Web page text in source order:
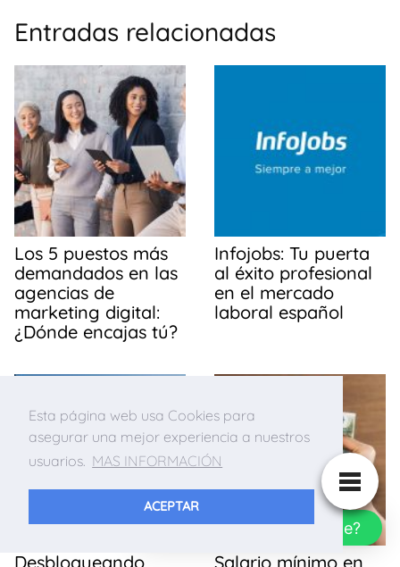
c
e
b
o
o
k
at
s
A
p
p
m
p
ar
tir
Entradas relacionadas
Los 5 puestos más
demandados en las
agencias de
marketing digital:
¿Dónde encajas tú?
Infojobs: Tu puerta
al éxito profesional
en el mercado
laboral español
Desbloqueando Salario mínimo en
Esta página web usa Cookies para
asegurar una mejor experiencia a nuestros
usuarios. MAS INFORMACIÓN
ACEPTAR
¿Cómo puedo ayudarte?